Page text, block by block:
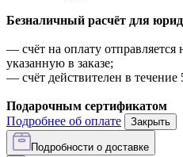
Безналичный расчёт для
— счёт на оплату
указанную в заказе;
— счёт действителен в
Подарочным сертификатом
Подробнее об оплате
Закрыть
Подробности о доставке